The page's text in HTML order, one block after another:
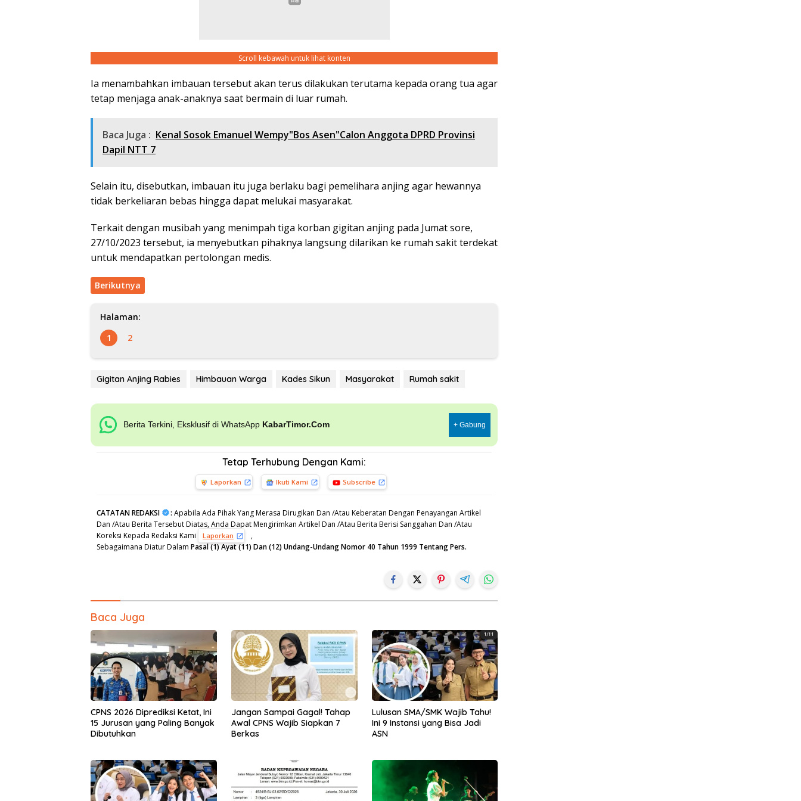
Scroll kebawah untuk lihat konten
Ia menambahkan imbauan tersebut akan terus dilakukan terutama kepada orang tua agar
tetap menjaga anak-anaknya saat bermain di luar rumah.
Baca Juga : Kenal Sosok Emanuel Wempy"Bos Asen"Calon Anggota DPRD Provinsi
Dapil NTT 7
Selain itu, disebutkan, imbauan itu juga berlaku bagi pemelihara anjing agar hewannya
tidak berkeliaran bebas hingga dapat melukai masyarakat.
Terkait dengan musibah yang menimpah tiga korban gigitan anjing pada Jumat sore,
27/10/2023 tersebut, ia menyebutkan pihaknya langsung dilarikan ke rumah sakit terdekat
untuk mendapatkan pertolongan medis.
Berikutnya
Halaman:
1
2
Gigitan Anjing Rabies Himbauan Warga Kades Sikun Masyarakat Rumah sakit
Berita Terkini, Eksklusif di WhatsApp KabarTimor.Com + Gabung
Tetap Terhubung Dengan Kami:
Laporkan Ikuti Kami Subscribe
CATATAN REDAKSI : Apabila Ada Pihak Yang Merasa Dirugikan Dan /Atau Keberatan Dengan Penayangan Artikel
Dan /Atau Berita Tersebut Diatas, Anda Dapat Mengirimkan Artikel Dan /Atau Berita Berisi Sanggahan Dan /Atau
Koreksi Kepada Redaksi Kami
Laporkan
,
Sebagaimana Diatur Dalam Pasal (1) Ayat (11) Dan (12) Undang-Undang Nomor 40 Tahun 1999 Tentang Pers.
Baca Juga
CPNS 2026 Diprediksi Ketat, Ini
15 Jurusan yang Paling Banyak
Dibutuhkan
Jangan Sampai Gagal! Tahap
Awal CPNS Wajib Siapkan 7
Berkas
Lulusan SMA/SMK Wajib Tahu!
Ini 9 Instansi yang Bisa Jadi
ASN